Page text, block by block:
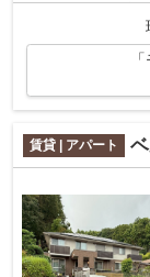
賃貸 | アパート